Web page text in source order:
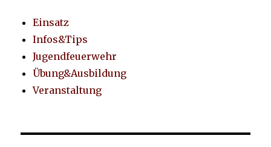
Einsatz
Infos&Tips
Jugendfeuerwehr
Übung&Ausbildung
Veranstaltung